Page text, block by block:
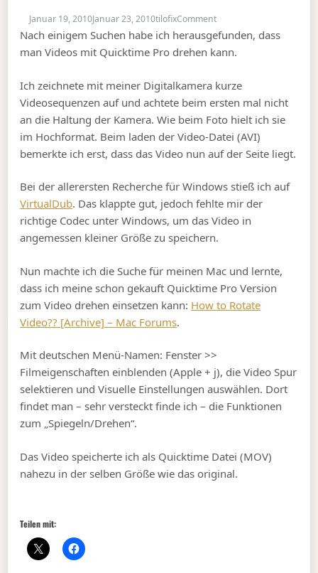
Januar 19, 2010Januar 23, 2010tilofixCommenton Wie drehe ich ein
Nach einigem Suchen habe ich herausgefunden, dass
man Videos mit Quicktime Pro drehen kann.
Ich zeichnete mit meiner Digitalkamera kurze
Videosequenzen auf und achtete beim ersten mal nicht
an die Haltung der Kamera. Wie beim Foto hielt ich sie
im Hochformat. Beim laden der Video-Datei (AVI)
bemerkte ich erst, dass das Video nun auf der Seite liegt.
Bei der allerersten Recherche für Windows stieß ich auf
VirtualDub. Das klappte gut, jedoch fehlte mir der
richtige Codec unter Windows, um das Video in
angemessen kleiner Größe zu speichern.
Nun machte ich die Suche für meinen Mac und lernte,
dass ich meine schon gekauft Quicktime Pro Version
zum Video drehen einsetzen kann: How to Rotate
Video?? [Archive] – Mac Forums.
Mit deutschen Menü-Namen: Fenster >>
Filmeigenschaften einblenden (Apple + j), die Video Spur
selektieren und Visuelle Einstellungen auswählen. Dort
findet man – sehr versteckt finde ich – die Funktionen
zum „Spiegeln/Drehen“.
Das Video speicherte ich als Quicktime Datei (MOV)
nahezu in der selben Größe wie das original.
Teilen mit: